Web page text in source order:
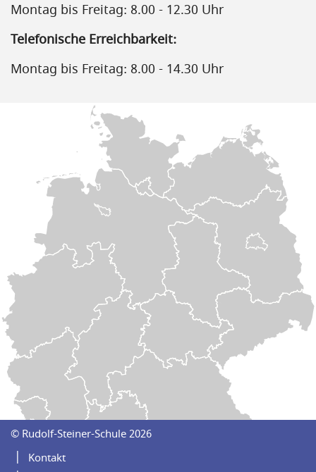
Montag bis Freitag: 8.00 - 12.30 Uhr
Telefonische Erreichbarkeit:
Montag bis Freitag: 8.00 - 14.30 Uhr
© Rudolf-Steiner-Schule 2026Navigation
überspringen
Kontakt